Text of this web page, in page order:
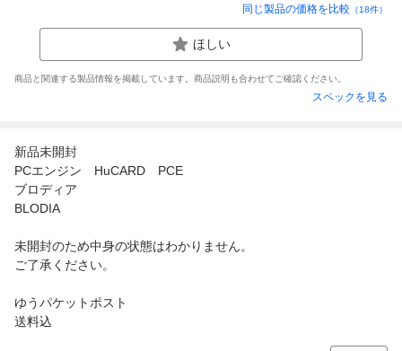
同じ製品の価格を比較 （18件）
ほしい
商品と関連する製品情報を掲載しています。商品説明も合わせてご確認ください。
スペックを見る
新品未開封
PCエンジン HuCARD PCE
ブロディア
BLODIA
未開封のため中身の状態はわかりません。
ご了承ください。
ゆうパケットポスト
送料込